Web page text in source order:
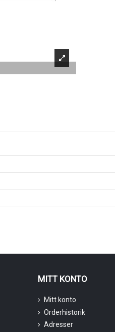
MITT KONTO
Mitt konto
Orderhistorik
Adresser